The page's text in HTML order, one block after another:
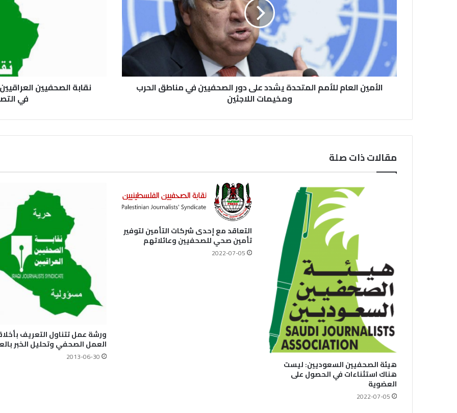
الأمين العام للأمم المتحدة يشدد على دور الصحفيين في مناطق الحرب
ومخيمات اللاجئين
نقابة الصحفيين
في
مقالات ذات صلة
هيئة الصحفيين السعوديين: ليست
هناك استثناءات في الحصول على
العضوية
2022-07-05
التعاقد مع إحدى شركات التأمين لتوفير
تأمين صحي للصحفيين وعائلاتهم
2022-07-05
ورشة عمل تتناول التعريف
العمل الصحفي وتحليل الخبر
2013-06-30